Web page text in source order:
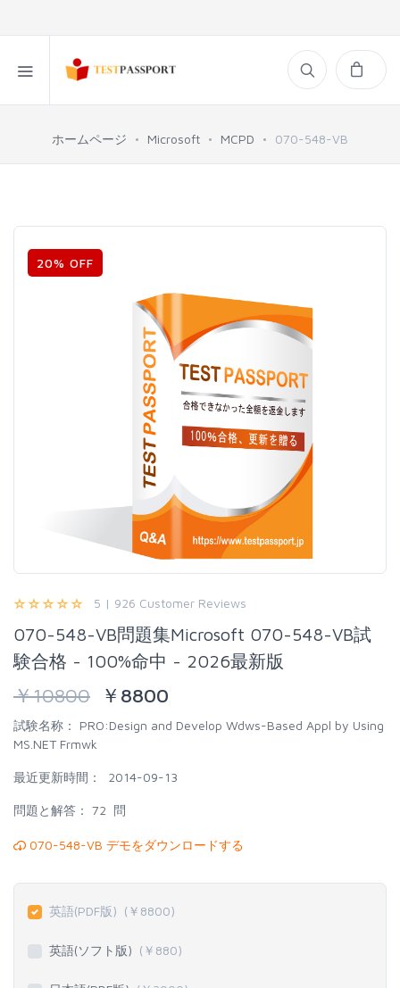
ホームページ Microsoft MCPD 070-548-VB
20% OFF
5 | 926 Customer Reviews
070-548-VB問題集Microsoft 070-548-VB試
験合格 - 100%命中 - 2026最新版
￥10800 ￥ 8800
試験名称：
PRO:Design and Develop Wdws-Based Appl by Using
MS.NET Frmwk
最近更新時間： 2014-09-13
問題と解答： 72 問
070-548-VB デモをダウンロードする
英語(PDF版) (￥ 8800)
英語(ソフト版) (￥ 880)